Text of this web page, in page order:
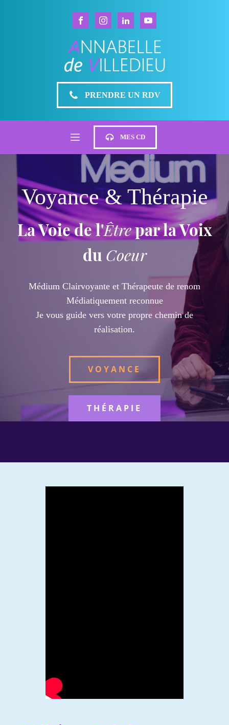
PRENDRE UN RDV
MES CD
Voyance & Thérapie
La Voie de l'Êtrepar la Voix
du Coeur
Médium Clairvoyante et Thérapeute de renom
Médiatiquement reconnue
Je vous guide vers votre propre chemin de
réalisation.
VOYANCE
THÉRAPIE